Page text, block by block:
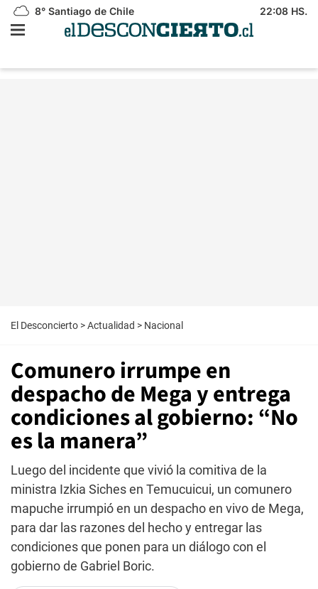
8° Santiago de Chile 22:08 HS.
El Desconcierto >Actualidad > Nacional
Comunero irrumpe en
despacho de Mega y entrega
condiciones al gobierno: “No
es la manera”
Luego del incidente que vivió la comitiva de la
ministra Izkia Siches en Temucuicui, un comunero
mapuche irrumpió en un despacho en vivo de Mega,
para dar las razones del hecho y entregar las
condiciones que ponen para un diálogo con el
gobierno de Gabriel Boric.